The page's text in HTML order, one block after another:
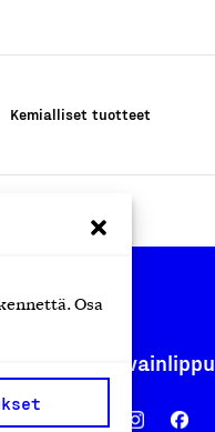
Osa
Kemialliset tuotteet
Avainlippu